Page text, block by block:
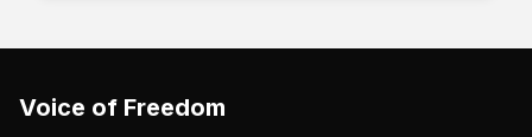
Voice of Freedom